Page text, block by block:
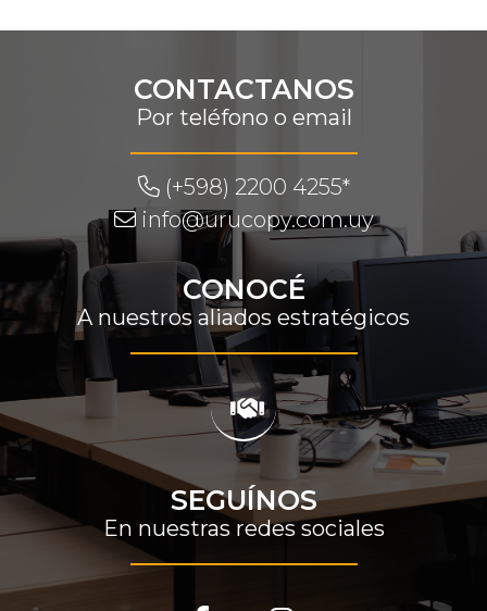
CONTACTANOS
Por teléfono o email
(+598) 2200 4255*
info@urucopy.com.uy
CONOCÉ
A nuestros aliados estratégicos
SEGUÍNOS
En nuestras redes sociales